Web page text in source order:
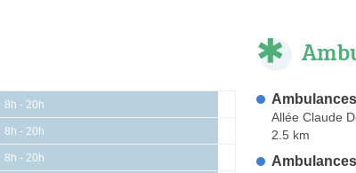
8h - 20h
8h - 20h
8h - 20h
Allée Claude
2.5 km